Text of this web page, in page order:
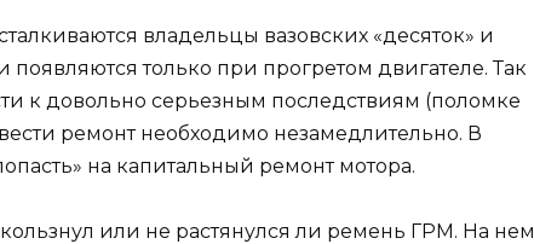
владельцы вазовских «десяток» и
появляются только при прогретом двигателе. Так
к довольно серьезным последствиям (поломке
ремонт необходимо незамедлительно. В
на капитальный ремонт мотора.
или не растянулся ли ремень ГРМ. На нем